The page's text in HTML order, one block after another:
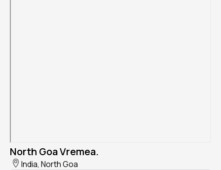
North Goa Vremea.
India, North Goa